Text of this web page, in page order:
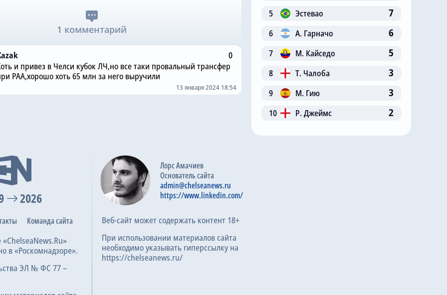
1 комментарий
0
и привез в Челси кубок ЛЧ,но все таки провальный трансфер
РАА,хорошо хоть 65 млн за него выручили
13 января 2024 18:54
5 Эстевао 7
6 А. Гарначо 6
7 М. Кайседо 5
8 Т. Чалоба 3
9 М. Гию 3
10 Р. Джеймс 2
2026
Команда сайта
в «Роскомнадзоре».
ЭЛ № ФС 77 –
Лорс Амачиев
Основатель сайта
admin@chelseanews.ru
https://www.linkedin.com/
Веб-сайт может содержать контент 18+
При использовании материалов сайта
необходимо указывать гиперссылку на
https://chelseanews.ru/